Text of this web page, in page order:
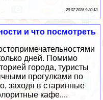
29 07 2026 9:30:13
и что посмотреть
дней. Помимо
города, туристы
прогулками по
заходя в старинные
кафе....